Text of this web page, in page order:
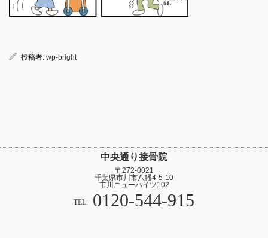
投稿者: wp-bright
中央通り接骨院
〒272-0021
千葉県市川市八幡4-5-10
市川ニューハイツ102
TEL. 0120-544-915